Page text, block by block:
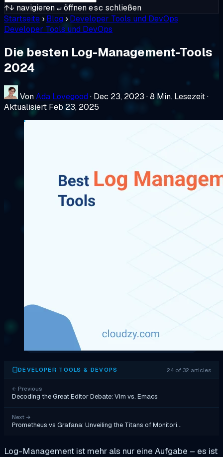
↑↓ navigieren↵öffnenesc schließen
Startseite › Blog › Developer Tools und DevOps
Developer Tools und DevOps
Die besten Log-Management-Tools
2024
VonAda Lovegood · Dec 23, 2023 ·8 Min. Lesezeit·
Aktualisiert Feb 23, 2025
DEVELOPER TOOLS & DEVOPS 24 of 32 articles
← Previous
Decoding the Great Editor Debate: Vim vs. Emacs
Next →
Prometheus vs Grafana: Unveiling the Titans of Monitori…
Log-Management ist mehr als nur eine Aufgabe – es ist